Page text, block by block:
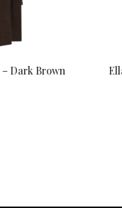
Dark Brown